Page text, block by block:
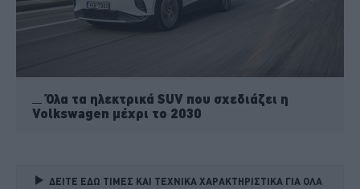
Όλα τα ηλεκτρικά SUV που σχεδιάζει η
Volkswagen μέχρι το 2030
ΔΕΙΤΕ ΕΔΩ ΤΙΜΕΣ ΚΑΙ ΤΕΧΝΙΚΑ ΧΑΡΑΚΤΗΡΙΣΤΙΚΑ ΓΙΑ ΟΛΑ